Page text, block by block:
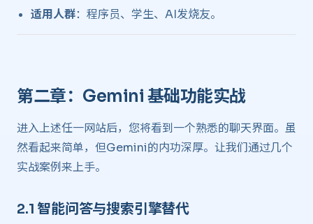
适用人群：程序员、学生、AI发烧友。
第二章：Gemini 基础功能实战 ​
进入上述任一网站后，您将看到一个熟悉的聊天界面。虽
然看起来简单，但Gemini的内功深厚。让我们通过几个
实战案例来上手。
2.1 智能问答与搜索引擎替代 ​